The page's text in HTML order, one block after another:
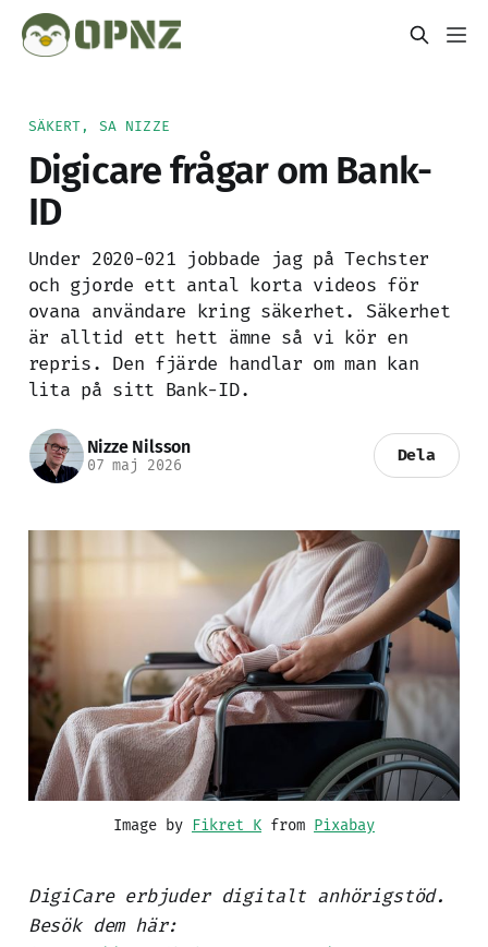
SÄKERT, SA NIZZE
Digicare frågar om Bank-
ID
Under 2020-021 jobbade jag på Techster
och gjorde ett antal korta videos för
ovana användare kring säkerhet. Säkerhet
är alltid ett hett ämne så vi kör en
repris. Den fjärde handlar om man kan
lita på sitt Bank-ID.
Nizze Nilsson
07 maj 2026
Dela
Image by Fikret K from Pixabay
DigiCare erbjuder digitalt anhörigstöd.
Besök dem här: